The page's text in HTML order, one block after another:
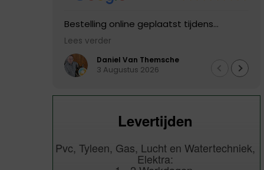
Bestelling online geplaatst tijdens
verlofperiode bedrijf. De items mocht ik 3
Lees verder
Daniel Van Themsche
3 Augustus 2026
Levertijden
Pvc, Tyleen, Gas, Lucht en Watertechniek,
Elektra: